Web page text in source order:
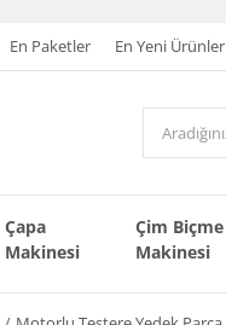
En Paketler En Yeni Ürünler
Çapa
Makinesi
Çim Biçme
Makinesi